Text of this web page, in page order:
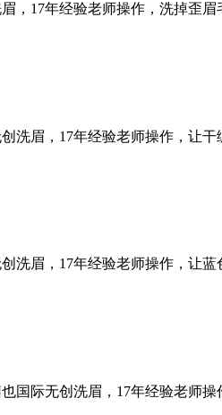
，17年经验老师操作，洗掉歪
洗眉，17年经验老师操作，让
洗眉，17年经验老师操作，让
国际无创洗眉，17年经验老师